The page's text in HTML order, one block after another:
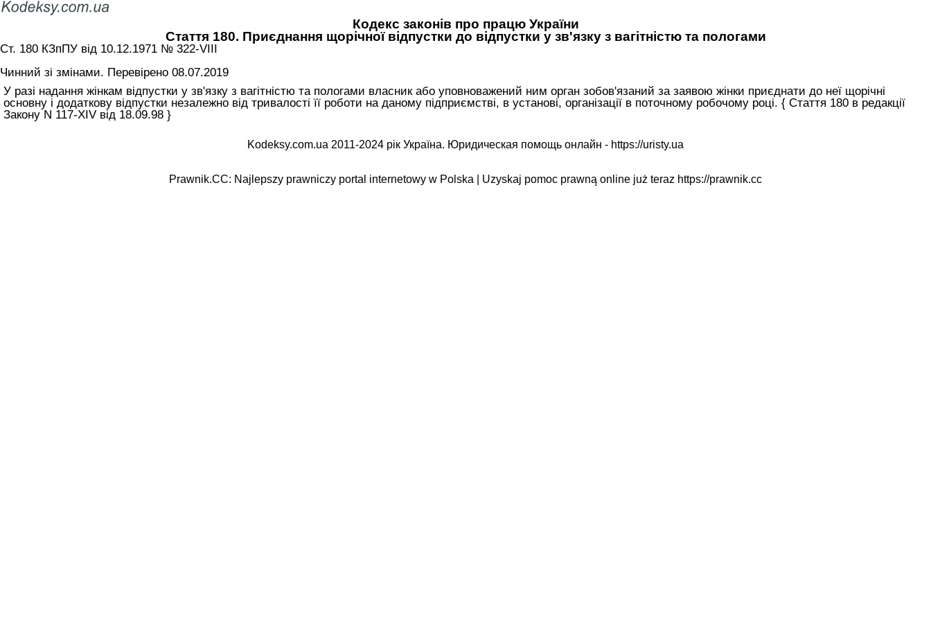
Кодекс законів про працю України
Стаття 180. Приєднання щорічної відпустки до відпустки у зв'язку з вагітністю та пологами
Ст. 180 КЗпПУ від 10.12.1971 № 322-VIII
Чинний зі змінами. Перевірено 08.07.2019
У разі надання жінкам відпустки у зв'язку з вагітністю та пологами власник або уповноважений ним орган зобов'язаний за заявою жінки приєднати до неї щорічні
основну і додаткову відпустки незалежно від тривалості її роботи на даному підприємстві, в установі, організації в поточному робочому році. { Стаття 180 в редакції
Закону N 117-XIV від 18.09.98 }
Kodeksy.com.ua 2011-2024 рік Україна. Юридическая помощь онлайн - https://uristy.ua
Prawnik.CC: Najlepszy prawniczy portal internetowy w Polska | Uzyskaj pomoc prawną online już teraz https://prawnik.cc